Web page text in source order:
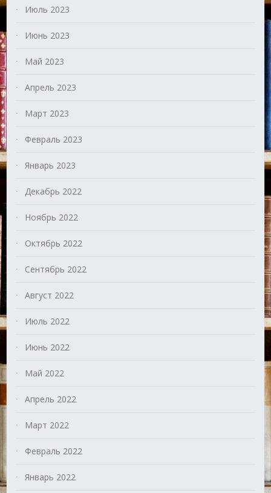
Июль 2023
Июнь 2023
Май 2023
Апрель 2023
Март 2023
Февраль 2023
Январь 2023
Декабрь 2022
Ноябрь 2022
Октябрь 2022
Сентябрь 2022
Август 2022
Июль 2022
Июнь 2022
Май 2022
Апрель 2022
Март 2022
Февраль 2022
Январь 2022